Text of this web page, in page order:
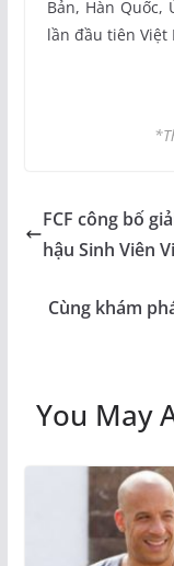
Bản, Hàn Quốc,
lần đầu tiên Việt
FCF công bố
hậu Sinh Viên
Cùng khám
You May